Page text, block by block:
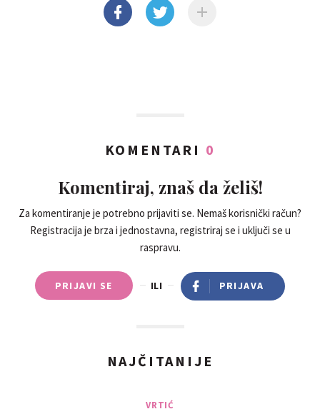
KOMENTARI 0
Komentiraj, znaš da želiš!
Za komentiranje je potrebno prijaviti se. Nemaš korisnički račun?
Registracija je brza i jednostavna, registriraj se i uključi se u
raspravu.
PRIJAVI SE ILI PRIJAVA
NAJČITANIJE
VRTIĆ